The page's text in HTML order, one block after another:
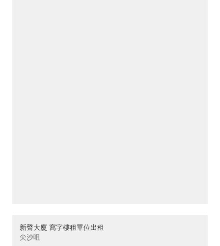
新聲大廈 寫字樓租單位出租
尖沙咀